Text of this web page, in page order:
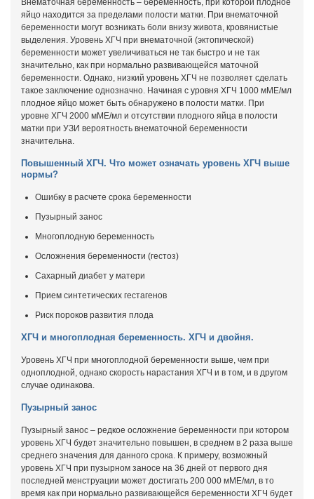
Внематочная беременность – беременность, при которой плодное
яйцо находится за пределами полости матки. При внематочной
беременности могут возникать боли внизу живота, кровянистые
выделения. Уровень ХГЧ при внематочной (эктопической)
беременности может увеличиваться не так быстро и не так
значительно, как при нормально развивающейся маточной
беременности. Однако, низкий уровень ХГЧ не позволяет сделать
такое заключение однозначно. Начиная с уровня ХГЧ 1000 мМЕ/мл
плодное яйцо может быть обнаружено в полости матки. При
уровне ХГЧ 2000 мМЕ/мл и отсутствии плодного яйца в полости
матки при УЗИ вероятность внематочной беременности
значительна.
Повышенный ХГЧ. Что может означать уровень ХГЧ выше
нормы?
Ошибку в расчете срока беременности
Пузырный занос
Многоплодную беременность
Осложнения беременности (гестоз)
Сахарный диабет у матери
Прием синтетических гестагенов
Риск пороков развития плода
ХГЧ и многоплодная беременность. ХГЧ и двойня.
Уровень ХГЧ при многоплодной беременности выше, чем при
одноплодной, однако скорость нарастания ХГЧ и в том, и в другом
случае одинакова.
Пузырный занос
Пузырный занос – редкое осложнение беременности при котором
уровень ХГЧ будет значительно повышен, в среднем в 2 раза выше
среднего значения для данного срока. К примеру, возможный
уровень ХГЧ при пузырном заносе на 36 дней от первого дня
последней менструации может достигать 200 000 мМЕ/мл, в то
время как при нормально развивающейся беременности ХГЧ будет